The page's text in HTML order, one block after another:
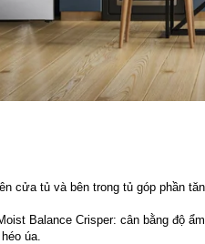
cửa tủ và bên trong tủ góp phần
Balance Crisper: cân bằng độ
úa.